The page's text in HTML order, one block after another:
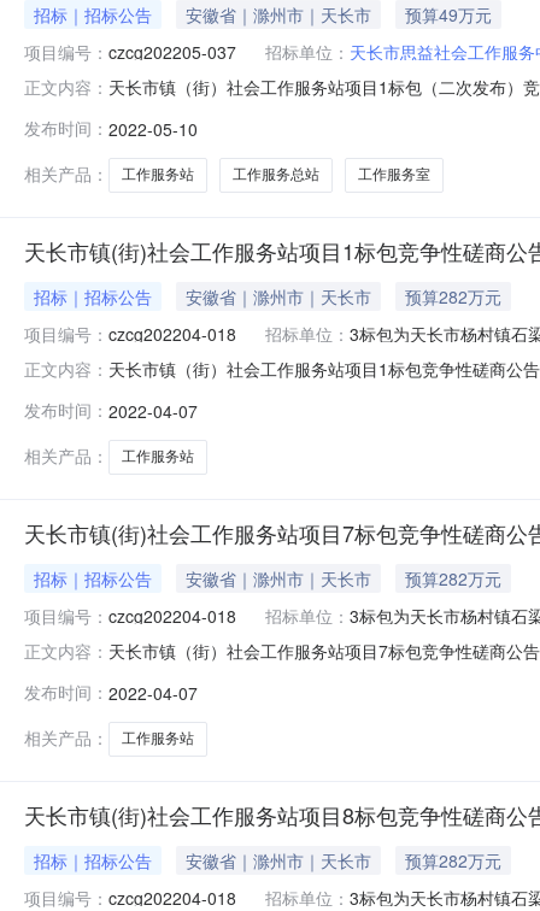
招标｜招标公告 安徽省｜滁州市｜天长市
预算49万元
项目编号： czcg202205-037 招标单位： 天长市思益社会工作服务
正文内容： 天长市镇（街）社会工作服务站项目1标包（二次发布）
时间）前提交响应文件。一、项目基本情况项目编号：
发布时间： 2022-05-10
相关产品：
工作服务站 工作服务总站 工作服务室
天长市镇(街)社会工作服务站项目1标包竞争性磋商公
招标｜招标公告 安徽省｜滁州市｜天长市
预算282万元
项目编号： czcg202204-018 招标单位： 3标包为天长市杨村镇石
正文内容： 天长市镇（街）社会工作服务站项目1标包竞争性磋商公
号：czcg202204-018项目名称：天长市镇（街）社会工
发布时间： 2022-04-07
相关产品：
工作服务站
天长市镇(街)社会工作服务站项目7标包竞争性磋商公
招标｜招标公告 安徽省｜滁州市｜天长市
预算282万元
项目编号： czcg202204-018 招标单位： 3标包为天长市杨村镇石
正文内容： 天长市镇（街）社会工作服务站项目7标包竞争性磋商公
号：czcg202204-018项目名称：天长市镇（街）社会工
发布时间： 2022-04-07
相关产品：
工作服务站
天长市镇(街)社会工作服务站项目8标包竞争性磋商公
招标｜招标公告 安徽省｜滁州市｜天长市
预算282万元
项目编号： czcg202204-018 招标单位： 3标包为天长市杨村镇石